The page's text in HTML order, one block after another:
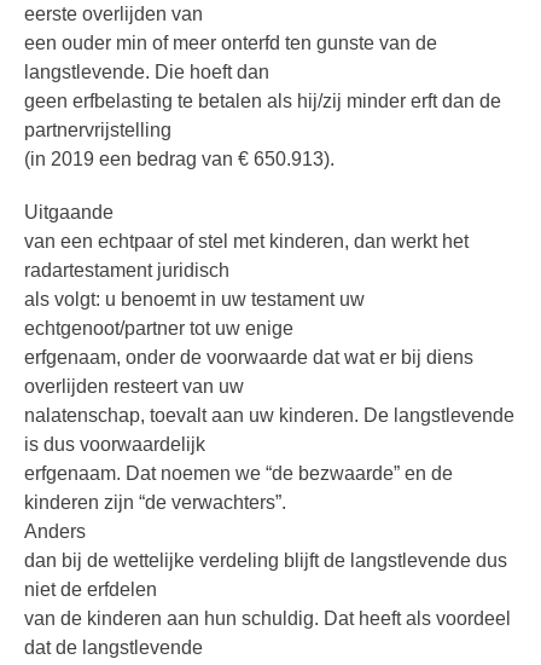
eerste overlijden van
een ouder min of meer onterfd ten gunste van de
langstlevende. Die hoeft dan
geen erfbelasting te betalen als hij/zij minder erft dan de
partnervrijstelling
(in 2019 een bedrag van € 650.913).
Uitgaande
van een echtpaar of stel met kinderen, dan werkt het
radartestament juridisch
als volgt: u benoemt in uw testament uw
echtgenoot/partner tot uw enige
erfgenaam, onder de voorwaarde dat wat er bij diens
overlijden resteert van uw
nalatenschap, toevalt aan uw kinderen. De langstlevende
is dus voorwaardelijk
erfgenaam. Dat noemen we “de bezwaarde” en de
kinderen zijn “de verwachters”.
Anders
dan bij de wettelijke verdeling blijft de langstlevende dus
niet de erfdelen
van de kinderen aan hun schuldig. Dat heeft als voordeel
dat de langstlevende